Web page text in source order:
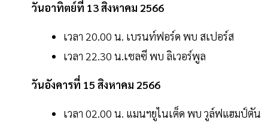
วันอาทิตย์ที่ 13 สิงหาคม 2566
เวลา 20.00 น. เบรนท์ฟอร์ด พบ สเปอร์ส
เวลา 22.30 น.เชลซี พบ ลิเวอร์พูล
วันอังคารที่ 15 สิงหาคม 2566
เวลา 02.00 น. แมนฯยูไนเต็ด พบ วูล์ฟแฮมป์ตัน